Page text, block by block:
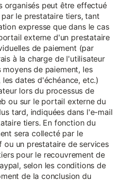
organisés peut être effectué
le prestataire tiers, tant
expresse que dans le cas
externe d'un prestataire
de paiement (par
à la charge de l'utilisateur
de paiement, les
dates d'échéance, etc.)
lors du processus de
ou sur le portail externe du
tard, indiquées dans l'e-mail
tiers. En fonction du
sera collecté par le
un prestataire de services
pour le recouvrement de
selon les conditions de
de la conclusion du